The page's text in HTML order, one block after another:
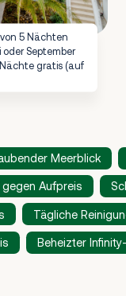
5 Nächten
September
gratis (auf
Meerblick
Aufpreis
Tägliche
Beheizter